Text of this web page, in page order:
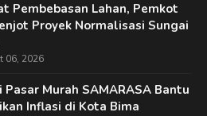
Pembebasan Lahan, Pemkot
Proyek Normalisasi Sungai
06, 2026
Pasar Murah SAMARASA Bantu
Inflasi di Kota Bima